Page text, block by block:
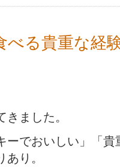
べる貴重な経
ました。
ーでおいしい」「
り。